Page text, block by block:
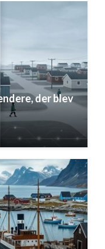
der blev